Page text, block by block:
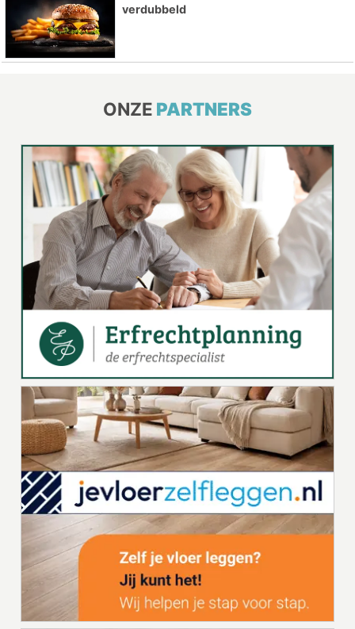
verdubbeld
ONZE PARTNERS